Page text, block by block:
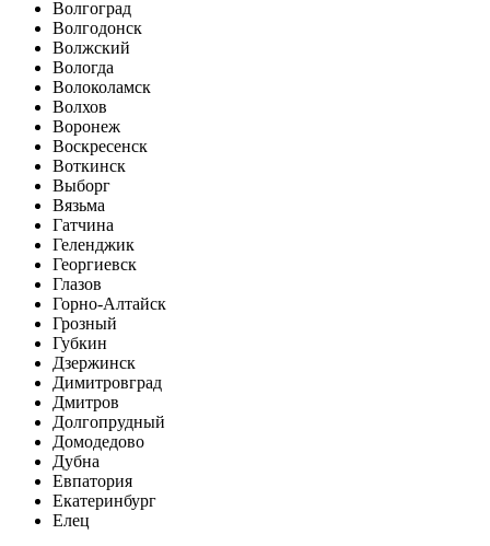
Волгоград
Волгодонск
Волжский
Вологда
Волоколамск
Волхов
Воронеж
Воскресенск
Воткинск
Выборг
Вязьма
Гатчина
Геленджик
Георгиевск
Глазов
Горно-Алтайск
Грозный
Губкин
Дзержинск
Димитровград
Дмитров
Долгопрудный
Домодедово
Дубна
Евпатория
Екатеринбург
Елец